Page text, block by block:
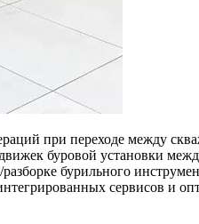
при переходе между
буровой установки
бурильного
сервисов и